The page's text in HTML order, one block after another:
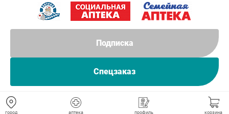
город аптека профиль корзина
Подписка
Спецзаказ